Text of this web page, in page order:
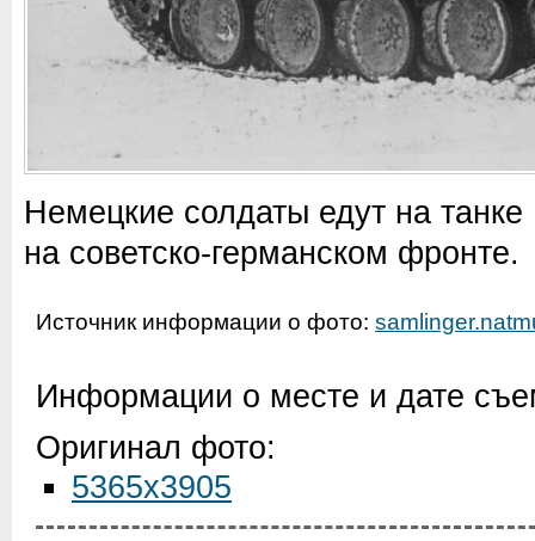
Немецкие солдаты едут на
на советско-германском фронте.
Источник информации о фото:
Информации о месте и дате
Оригинал фото:
5365x3905